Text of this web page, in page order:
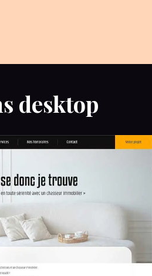
desktop